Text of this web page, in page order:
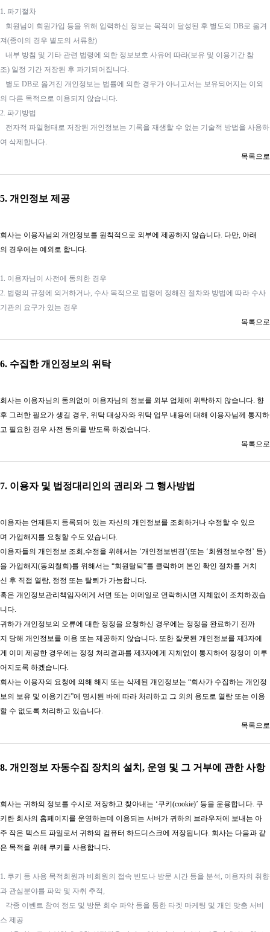
1. 파기절차
회원님이 회원가입 등을 위해 입력하신 정보는 목적이 달성된 후 별도의 DB로 옮겨
져(종이의 경우 별도의 서류함)
내부 방침 및 기타 관련 법령에 의한 정보보호 사유에 따라(보유 및 이용기간 참
조) 일정 기간 저장된 후 파기되어집니다.
별도 DB로 옮겨진 개인정보는 법률에 의한 경우가 아니고서는 보유되어지는 이외
의 다른 목적으로 이용되지 않습니다.
2. 파기방법
전자적 파일형태로 저장된 개인정보는 기록을 재생할 수 없는 기술적 방법을 사용하
여 삭제합니다.
목록으로​
5. 개인정보 제공
회사는 이용자님의 개인정보를 원칙적으로 외부에 제공하지 않습니다. 다만, 아래
의 경우에는 예외로 합니다.
1. 이용자님이 사전에 동의한 경우
2. 법령의 규정에 의거하거나, 수사 목적으로 법령에 정해진 절차와 방법에 따라 수사
기관의 요구가 있는 경우
목록으로​
6. 수집한 개인정보의 위탁
회사는 이용자님의 동의없이 이용자님의 정보를 외부 업체에 위탁하지 않습니다. 향
후 그러한 필요가 생길 경우, 위탁 대상자와 위탁 업무 내용에 대해 이용자님께 통지하
고 필요한 경우 사전 동의를 받도록 하겠습니다.
목록으로​
7. 이용자 및 법정대리인의 권리와 그 행사방법
이용자는 언제든지 등록되어 있는 자신의 개인정보를 조회하거나 수정할 수 있으
며 가입해지를 요청할 수도 있습니다.
이용자들의 개인정보 조회,수정을 위해서는 ‘개인정보변경’(또는 ‘회원정보수정’ 등)
을 가입해지(동의철회)를 위해서는 “회원탈퇴”를 클릭하여 본인 확인 절차를 거치
신 후 직접 열람, 정정 또는 탈퇴가 가능합니다.
혹은 개인정보관리책임자에게 서면 또는 이메일로 연락하시면 지체없이 조치하겠습
니다.
귀하가 개인정보의 오류에 대한 정정을 요청하신 경우에는 정정을 완료하기 전까
지 당해 개인정보를 이용 또는 제공하지 않습니다. 또한 잘못된 개인정보를 제3자에
게 이미 제공한 경우에는 정정 처리결과를 제3자에게 지체없이 통지하여 정정이 이루
어지도록 하겠습니다.
회사는 이용자의 요청에 의해 해지 또는 삭제된 개인정보는 “회사가 수집하는 개인정
보의 보유 및 이용기간”에 명시된 바에 따라 처리하고 그 외의 용도로 열람 또는 이용
할 수 없도록 처리하고 있습니다.
목록으로​
8. 개인정보 자동수집 장치의 설치, 운영 및 그 거부에 관한 사항
회사는 귀하의 정보를 수시로 저장하고 찾아내는 ‘쿠키(cookie)’ 등을 운용합니다. 쿠
키란 회사의 홈페이지를 운영하는데 이용되는 서버가 귀하의 브라우저에 보내는 아
주 작은 텍스트 파일로서 귀하의 컴퓨터 하드디스크에 저장됩니다. 회사는 다음과 같
은 목적을 위해 쿠키를 사용합니다.
1. 쿠키 등 사용 목적회원과 비회원의 접속 빈도나 방문 시간 등을 분석, 이용자의 취향
과 관심분야를 파악 및 자취 추적,
각종 이벤트 참여 정도 및 방문 회수 파악 등을 통한 타겟 마케팅 및 개인 맞춤 서비
스 제공